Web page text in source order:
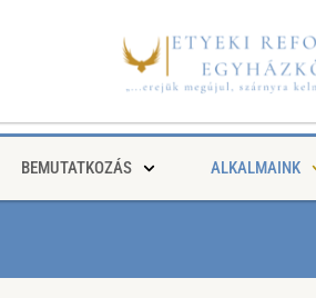
BEMUTATKOZÁS ALKALMAINK